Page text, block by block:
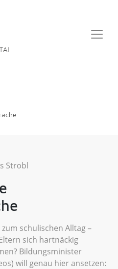
Strobl
schulischen Alltag –
sich hartnäckig
Bildungsminister
will genau hier ansetzen: